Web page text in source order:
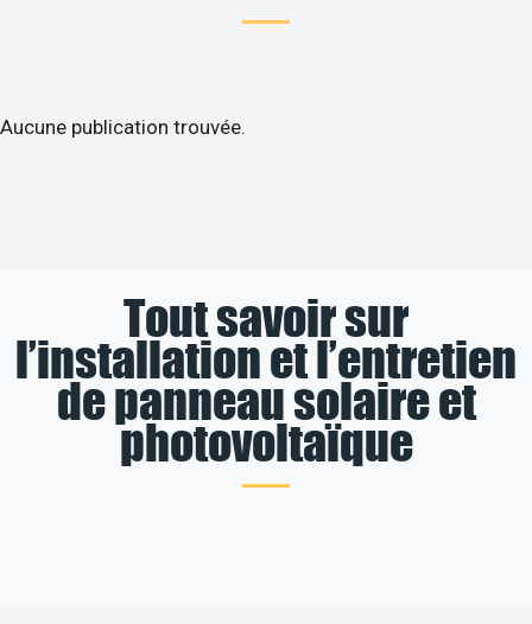
Aucune publication trouvée.
Tout savoir sur
l’installation et l’entretien
de panneau solaire et
photovoltaïque